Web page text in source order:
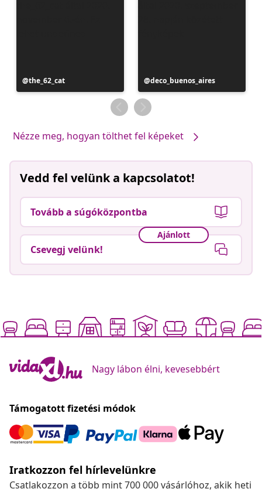
Bejegyzés
közzétevője
the_62_cat
Bejegyzés
közzétevője
deco_buenos_aires
Nézze meg, hogyan tölthet fel képeket
Vedd fel velünk a kapcsolatot!
Tovább a súgóközpontba
Ajánlott
Csevegj velünk!
Nagy lábon élni, kevesebbért
Támogatott fizetési módok
Iratkozzon fel hírlevelünkre
Csatlakozzon a több mint 700 000 vásárlóhoz, akik heti